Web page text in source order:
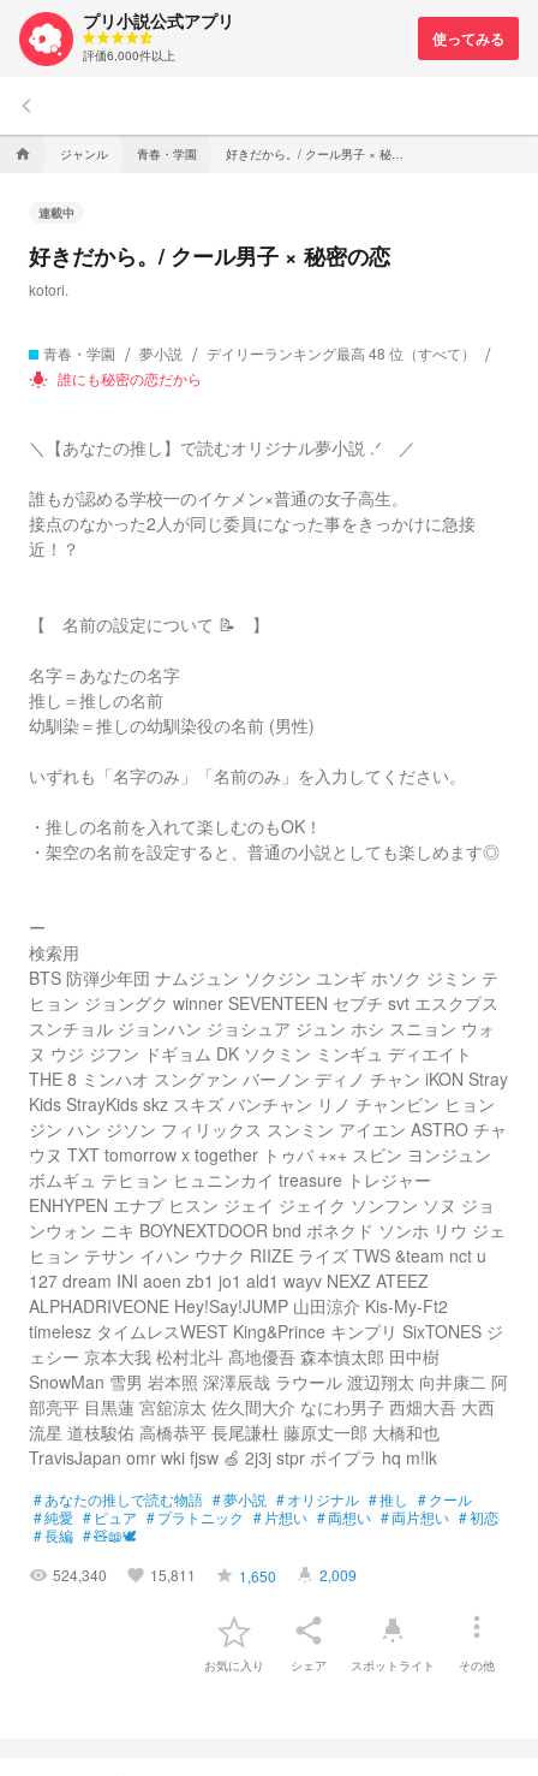
プリ小説公式アプリ
評価6,000件以上
keyboard_arrow_left
home ジャンル 青春・学園
連載中
好きだから。/ クール男子 × 秘密の恋
kotori.
青春・学園 夢小説 デイリーランキング最高 48 位（すべて）
wb_incandescent 誰にも秘密の恋だから
＼【あなたの推し】で読むオリジナル夢小説 .ᐟ ／
誰もが認める学校一のイケメン×普通の女子高生。
接点のなかった2人が同じ委員になった事をきっかけに急接
近！？
【 名前の設定について 📝 】
名字＝あなたの名字
推し＝推しの名前
幼馴染＝推しの幼馴染役の名前 (男性)
いずれも「名字のみ」「名前のみ」を入力してください。
・推しの名前を入れて楽しむのもOK！
・架空の名前を設定すると、普通の小説としても楽しめます◎
ー
検索用
BTS 防弾少年団 ナムジュン ソクジン ユンギ ホソク ジミン テ
ヒョン ジョングク winner SEVENTEEN セブチ svt エスクプス
スンチョル ジョンハン ジョシュア ジュン ホシ スニョン ウォ
ヌ ウジ ジフン ドギョム DK ソクミン ミンギュ ディエイト
THE 8 ミンハオ スングァン バーノン ディノ チャン iKON Stray
Kids StrayKids skz スキズ バンチャン リノ チャンビン ヒョン
ジン ハン ジソン フィリックス スンミン アイエン ASTRO チャ
ウヌ TXT tomorrow x together トゥバ +×+ スビン ヨンジュン
ボムギュ テヒョン ヒュニンカイ treasure トレジャー
ENHYPEN エナプ ヒスン ジェイ ジェイク ソンフン ソヌ ジョ
ンウォン ニキ BOYNEXTDOOR bnd ボネクド ソンホ リウ ジェ
ヒョン テサン イハン ウナク RIIZE ライズ TWS &team nct u
127 dream INI aoen zb1 jo1 ald1 wayv NEXZ ATEEZ
ALPHADRIVEONE Hey!Say!JUMP 山田涼介 Kis-My-Ft2
timelesz タイムレスWEST King&Prince キンプリ SixTONES ジ
ェシー 京本大我 松村北斗 髙地優吾 森本慎太郎 田中樹
SnowMan 雪男 岩本照 深澤辰哉 ラウール 渡辺翔太 向井康二 阿
部亮平 目黒蓮 宮舘涼太 佐久間大介 なにわ男子 西畑大吾 大西
流星 道枝駿佑 高橋恭平 長尾謙杜 藤原丈一郎 大橋和也
TravisJapan omr wki fjsw 🍏 2j3j stpr ボイプラ hq m!lk
#あなたの推しで読む物語 #夢小説 #オリジナル #推し #クール
#純愛 # ピュア #プラトニック # 片想い #両想い #両片想い #初恋
#長編 #🧸📖🕊️
visibility 524,340 favorite 15,811 grade 1,650 highlight 2,009
お気に入り
share
シェア
highlight
スポットライト
more_vert
その他